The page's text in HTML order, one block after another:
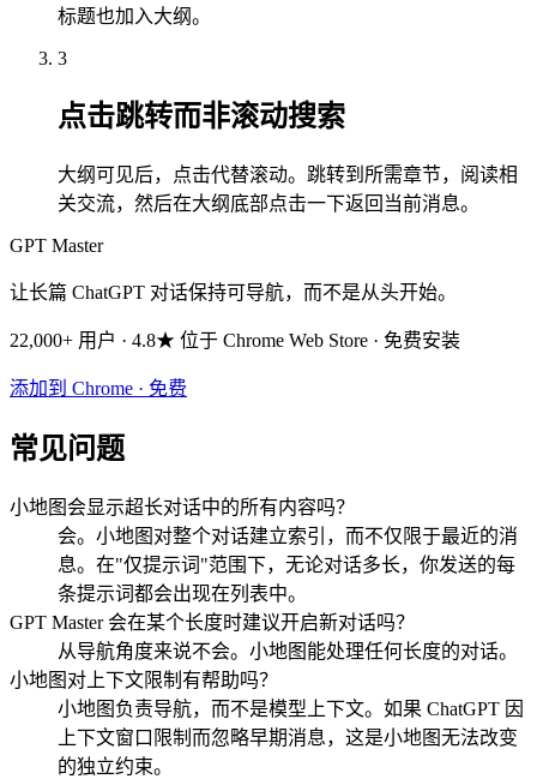
标题也加入大纲。
3
点击跳转而非滚动搜索
大纲可见后，点击代替滚动。跳转到所需章节，阅读相
关交流，然后在大纲底部点击一下返回当前消息。
GPT Master
让长篇 ChatGPT 对话保持可导航，而不是从头开始。
22,000+ 用户 · 4.8★ 位于 Chrome Web Store · 免费安装
添加到 Chrome · 免费
常见问题
小地图会显示超长对话中的所有内容吗？
会。小地图对整个对话建立索引，而不仅限于最近的消
息。在"仅提示词"范围下，无论对话多长，你发送的每
条提示词都会出现在列表中。
GPT Master 会在某个长度时建议开启新对话吗？
从导航角度来说不会。小地图能处理任何长度的对话。
小地图对上下文限制有帮助吗？
小地图负责导航，而不是模型上下文。如果 ChatGPT 因
上下文窗口限制而忽略早期消息，这是小地图无法改变
的独立约束。